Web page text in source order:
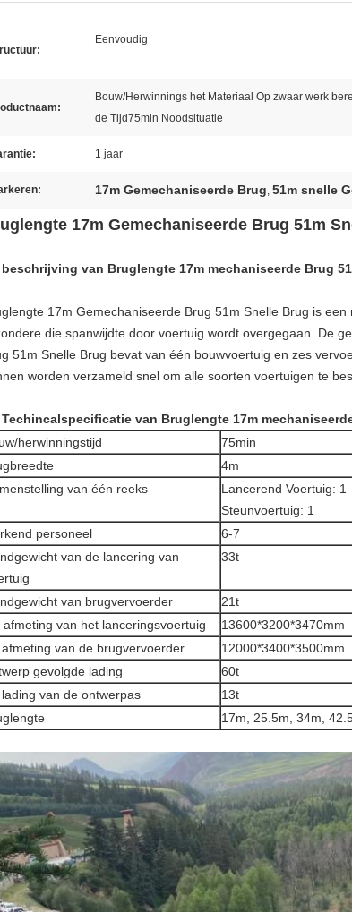
Eenvoudig
Bouw/Herwinnings het Materiaal Op zwaar werk
de Tijd75min Noodsituatie
1 jaar
17m Gemechaniseerde Brug, 51m snelle
17m Gemechaniseerde Brug 51m
beschrijving van Bruglengte 17m mechaniseerde Brug
17m Gemechaniseerde Brug 51m Snelle Brug is
die spanwijdte door voertuig wordt overgegaan. De
51m Snelle Brug bevat van één bouwvoertuig en zes
worden verzameld snel om alle soorten voertuigen te
Techincalspecificatie van Bruglengte 17m
herwinningstijd
75min
4m
van één reeks
Lancerend Voertuig:
Steunvoertuig: 1
personeel
6-7
van de lancering van
33t
van brugvervoerder
21t
afmeting van het lanceringsvoertuig
13600*3200*3470mm
van de brugvervoerder
12000*3400*3500mm
gevolgde lading
60t
van de ontwerpas
13t
17m, 25.5m, 34m,